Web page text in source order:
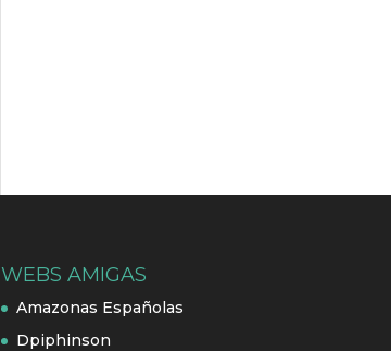
WEBS AMIGAS
Amazonas Españolas
Dpiphinson